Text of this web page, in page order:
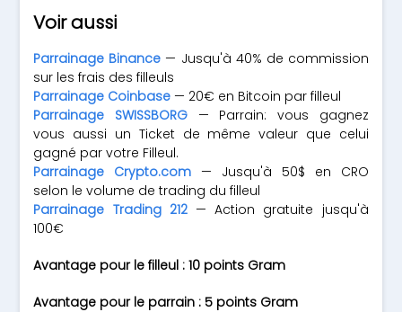
Voir aussi
Parrainage Binance — Jusqu'à 40% de commission
sur les frais des filleuls
Parrainage Coinbase — 20€ en Bitcoin par filleul
Parrainage SWISSBORG — Parrain: vous gagnez
vous aussi un Ticket de même valeur que celui
gagné par votre Filleul.
Parrainage Crypto.com — Jusqu'à 50$ en CRO
selon le volume de trading du filleul
Parrainage Trading 212— Action gratuite jusqu'à
100€
Avantage pour le filleul : 10 points Gram
Avantage pour le parrain : 5 points Gram